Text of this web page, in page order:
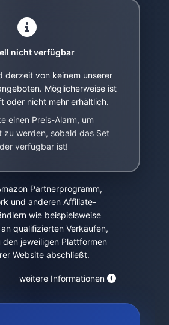
nicht verfügbar
derzeit von keinem unserer
Möglicherweise ist
oder nicht mehr erhältlich.
einen Preis-Alarm, um
zu werden, sobald das Set
verfügbar ist!
Partnerprogramm,
und anderen Affiliate-
wie beispielsweise
qualifizierten Verkäufen,
jeweiligen Plattformen
Website abschließt.
weitere Informationen